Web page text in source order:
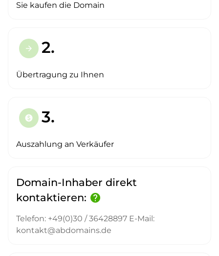
Sie kaufen die Domain
arrow_forward 2.
Übertragung zu Ihnen
paid 3.
Auszahlung an Verkäufer
Domain-Inhaber direkt
kontaktieren: help
Telefon: +49(0)30 / 36428897 E-Mail:
kontakt@abdomains.de